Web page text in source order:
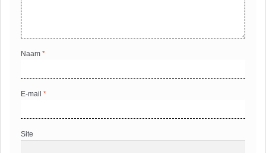
Naam*
E-mail*
Site